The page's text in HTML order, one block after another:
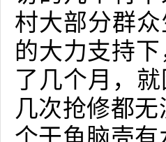
村大部分群
的大力支持
了几个月，
几次抢修都